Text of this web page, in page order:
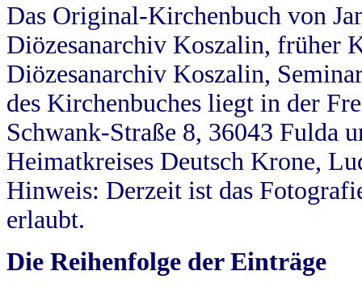
Das Original-Kirchenbuch von
Diözesanarchiv Koszalin, früher
Diözesanarchiv Koszalin,
des Kirchenbuches liegt in der
Schwank-Straße 8, 36043 Fulda
Heimatkreises Deutsch Krone,
Hinweis: Derzeit ist das
erlaubt.
Die Reihenfolge der Einträge